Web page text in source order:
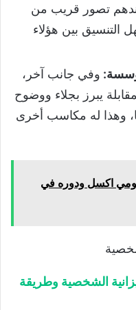
تصور قريب من
التنسيق بين هؤلاء
وفي جانب آخر،
يبرز بجلاء ووضوح
وهذا له مكاسب أخرى
اكسل ودوره في
الشخصية وطريقة